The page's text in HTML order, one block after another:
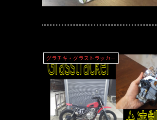
グラチキ・グラストラッカー